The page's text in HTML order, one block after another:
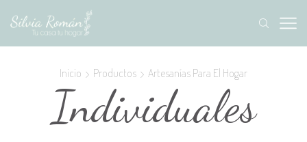
Inicio Productos Artesanías Para El Hogar
Individuales